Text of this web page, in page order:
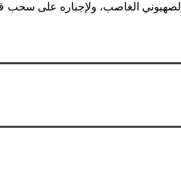
الغاصب، ولإجباره على سحب